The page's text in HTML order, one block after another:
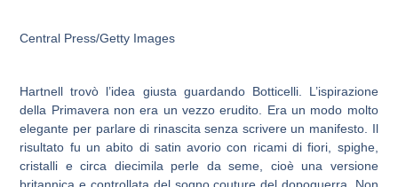
Central Press/Getty Images
Hartnell trovò l’idea giusta guardando Botticelli. L’ispirazione
della Primavera non era un vezzo erudito. Era un modo molto
elegante per parlare di rinascita senza scrivere un manifesto. Il
risultato fu un abito di satin avorio con ricami di fiori, spighe,
cristalli e circa diecimila perle da seme, cioè una versione